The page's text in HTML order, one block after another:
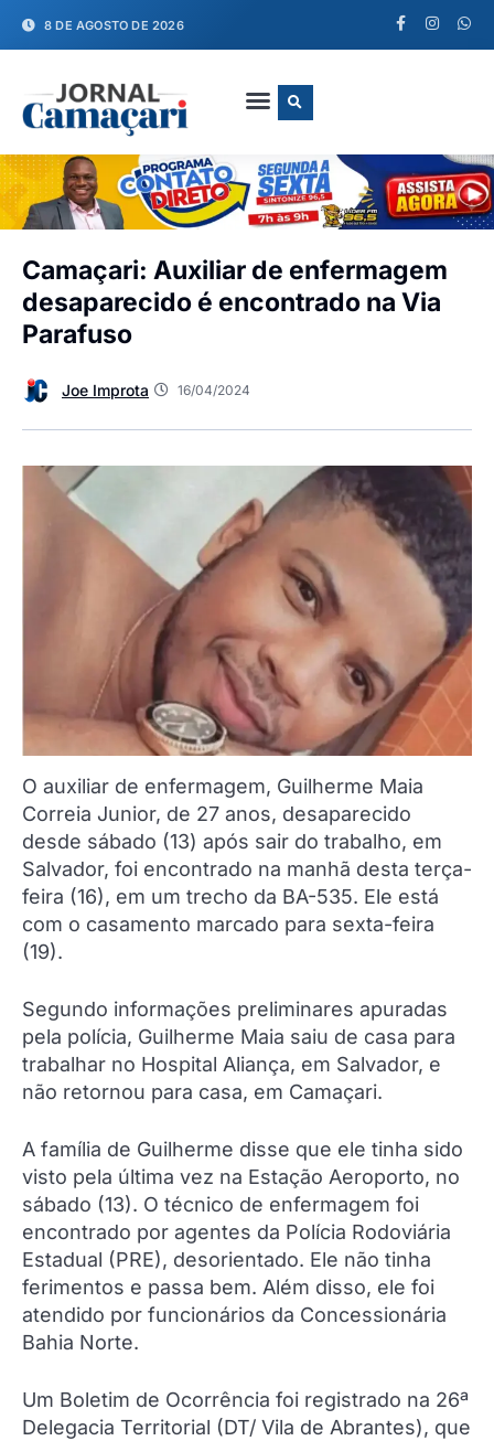
8 DE AGOSTO DE 2026
Camaçari: Auxiliar de enfermagem
desaparecido é encontrado na Via
Parafuso
Joe Improta 16/04/2024
O auxiliar de enfermagem, Guilherme Maia
Correia Junior, de 27 anos, desaparecido
desde sábado (13) após sair do trabalho, em
Salvador, foi encontrado na manhã desta terça-
feira (16), em um trecho da BA-535. Ele está
com o casamento marcado para sexta-feira
(19).
Segundo informações preliminares apuradas
pela polícia, Guilherme Maia saiu de casa para
trabalhar no Hospital Aliança, em Salvador, e
não retornou para casa, em Camaçari.
A família de Guilherme disse que ele tinha sido
visto pela última vez na Estação Aeroporto, no
sábado (13). O técnico de enfermagem foi
encontrado por agentes da Polícia Rodoviária
Estadual (PRE), desorientado. Ele não tinha
ferimentos e passa bem. Além disso, ele foi
atendido por funcionários da Concessionária
Bahia Norte.
Um Boletim de Ocorrência foi registrado na 26ª
Delegacia Territorial (DT/ Vila de Abrantes), que